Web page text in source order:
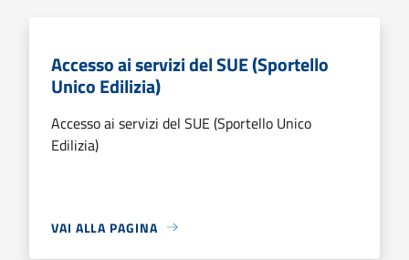
Accesso ai servizi del SUE (Sportello
Unico Edilizia)
Accesso ai servizi del SUE (Sportello Unico
Edilizia)
VAI ALLA PAGINA